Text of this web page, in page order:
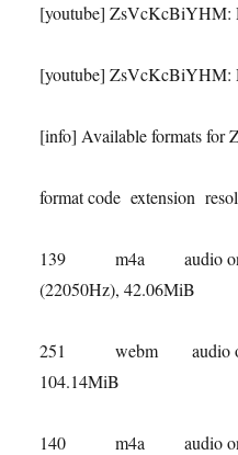
[youtube] ZsVcKcBiYHM:
[youtube] ZsVcKcBiYHM:
[info] Available formats
format code extension
139 m4a audio
(22050Hz), 42.06MiB
251 webm audio
104.14MiB
140 m4a audio